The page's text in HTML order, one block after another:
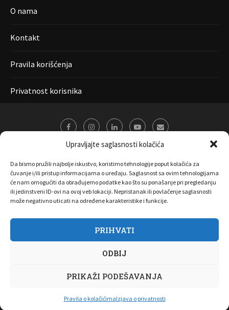
Upravljajte saglasnosti kolačića
Da bismo pružili najbolje iskustvo, koristimo tehnologije poput kolačića za
čuvanje i/ili pristup informacijama o uređaju. Saglasnost sa ovim tehnologijama
će nam omogućiti da obrađujemo podatke kao što su ponašanje pri pregledanju
ili jedinstveni ID-ovi na ovoj veb lokaciji. Nepristanak ili povlačenje saglasnosti
može negativno uticati na određene karakteristike i funkcije.
PRIHVATI
ODBIJ
PRIKAŽI PODEŠAVANJA
Pravila o kolačićimaIzjava o privatnosti
O nama
Kontakt
Pravila korišćenja
Privatnost korisnika
O nama Marketing Kontakt FAQ
Privatnost korisnika
Pravila korišćenja
NAZAD NA VRH